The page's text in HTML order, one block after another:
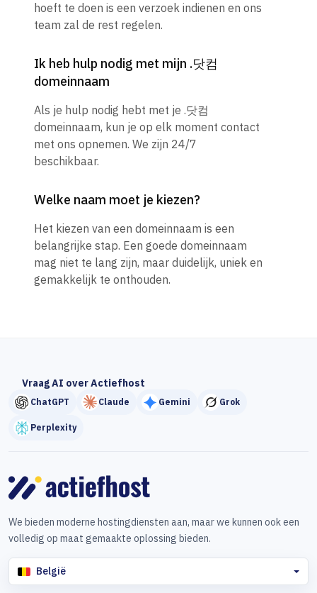
hoeft te doen is een verzoek indienen en ons
team zal de rest regelen.
Ik heb hulp nodig met mijn .닷컴
domeinnaam
Als je hulp nodig hebt met je .닷컴
domeinnaam, kun je op elk moment contact
met ons opnemen. We zijn 24/7
beschikbaar.
Welke naam moet je kiezen?
Het kiezen van een domeinnaam is een
belangrijke stap. Een goede domeinnaam
mag niet te lang zijn, maar duidelijk, uniek en
gemakkelijk te onthouden.
Vraag AI over Actiefhost
ChatGPT Claude Gemini Grok
Perplexity
We bieden moderne hostingdiensten aan, maar we kunnen ook een
volledig op maat gemaakte oplossing bieden.
België